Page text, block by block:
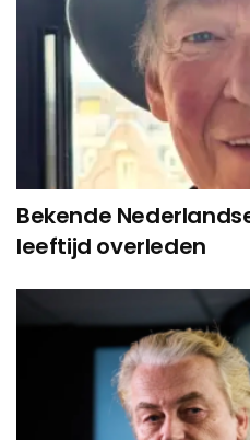
Bekende
leeftijd overleden